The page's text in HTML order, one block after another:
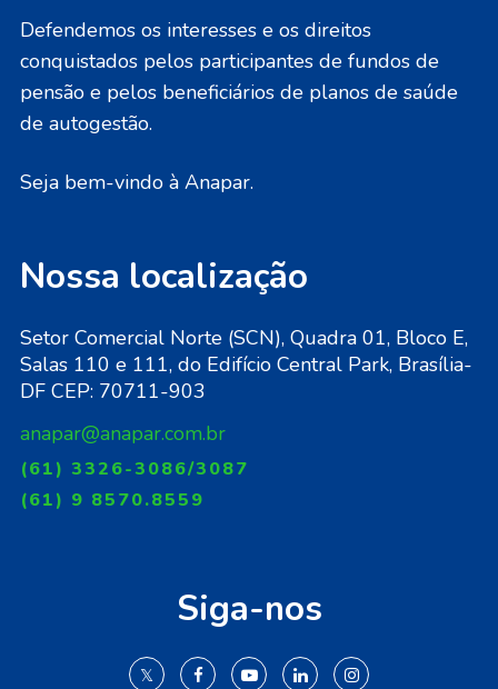
Defendemos os interesses e os direitos
conquistados pelos participantes de fundos de
pensão e pelos beneficiários de planos de saúde
de autogestão.
Seja bem-vindo à Anapar.
Nossa localização
Setor Comercial Norte (SCN), Quadra 01, Bloco E,
Salas 110 e 111, do Edifício Central Park, Brasília-
DF CEP: 70711-903
anapar@anapar.com.br
(61) 3326-3086/3087
(61) 9 8570.8559
Siga-nos